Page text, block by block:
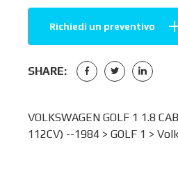
Richiedi un preventivo
SHARE:
VOLKSWAGEN GOLF 1 1.8
112CV) --1984 > GOLF 1 >